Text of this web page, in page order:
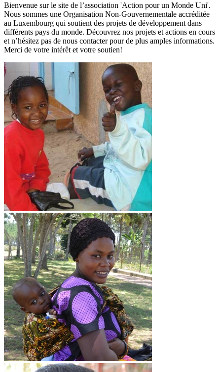
Bienvenue sur le site de l’association 'Action pour un Monde Uni'.
Nous sommes une Organisation Non-Gouvernementale accréditée
au Luxembourg qui soutient des projets de développement dans
différents pays du monde. Découvrez nos projets et actions en cours
et n’hésitez pas de nous contacter pour de plus amples informations.
Merci de votre intérêt et votre soutien!